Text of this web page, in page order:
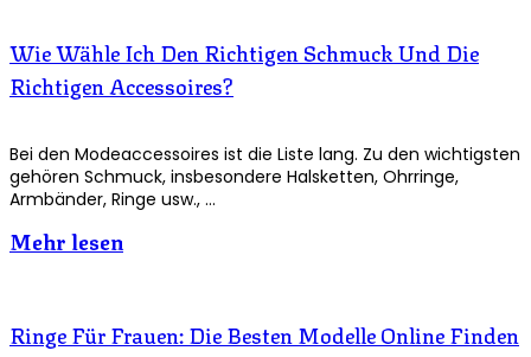
Wie Wähle Ich Den Richtigen Schmuck Und Die
Richtigen Accessoires?
Bei den Modeaccessoires ist die Liste lang. Zu den wichtigsten
gehören Schmuck, insbesondere Halsketten, Ohrringe,
Armbänder, Ringe usw., …
Mehr lesen
Ringe Für Frauen: Die Besten Modelle Online Finden